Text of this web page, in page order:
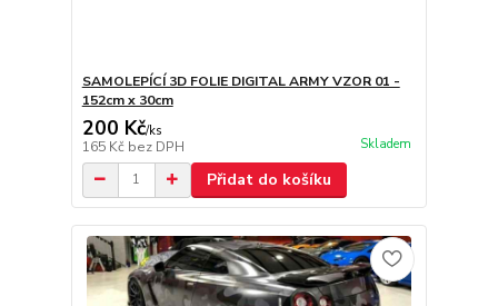
SAMOLEPÍCÍ 3D FOLIE DIGITAL ARMY VZOR 01 -
152cm x 30cm
200 Kč/ks
165 Kč bez DPH Skladem
Přidat do košíku